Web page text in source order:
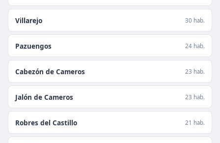
Villarejo 30 hab.
Pazuengos 24 hab.
Cabezón de Cameros 23 hab.
Jalón de Cameros 23 hab.
Robres del Castillo 21 hab.